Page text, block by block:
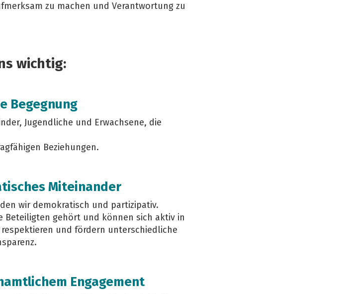
zu machen und Verantwortung zu
wichtig:
Begegnung
Jugendliche und Erwachsene, die
Beziehungen.
Miteinander
wir demokratisch und partizipativ.
Beteiligten gehört und können sich aktiv in
und fördern unterschiedliche
Engagement